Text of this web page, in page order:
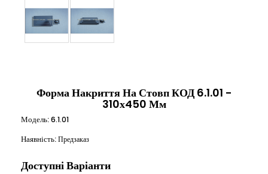
Форма Накриття На Стовп КОД 6.1.01 -
310х450 Мм
Модель:6.1.01
Наявність:Предзаказ
Доступні Варіанти